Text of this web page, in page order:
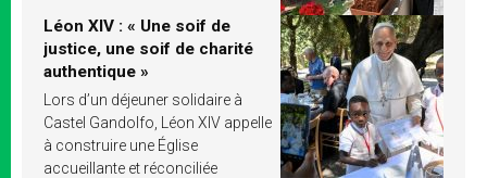
Léon XIV : « Une soif de
justice, une soif de charité
authentique »
Lors d’un déjeuner solidaire à
Castel Gandolfo, Léon XIV appelle
à construire une Église
accueillante et réconciliée